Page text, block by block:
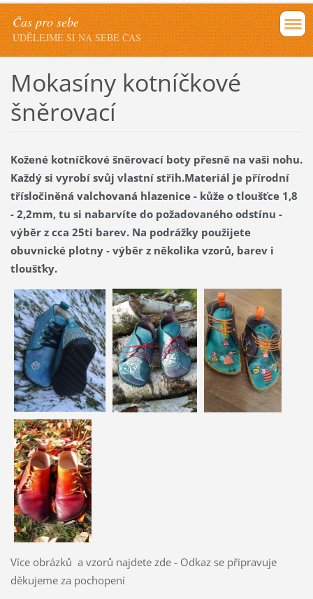
Čas pro sebe
UDĚLEJME SI NA SEBE ČAS
Mokasíny kotníčkové
šněrovací
Kožené kotníčkové šněrovací boty přesně na vaši nohu.
Každý si vyrobí svůj vlastní střih.Materiál je přírodní
třísločiněná valchovaná hlazenice - kůže o tloušťce 1,8
- 2,2mm, tu si nabarvíte do požadovaného odstínu -
výběr z cca 25ti barev. Na podrážky použijete
obuvnické plotny - výběr z několika vzorů, barev i
tloušťky.
Více obrázků a vzorů najdete zde - Odkaz se připravuje
děkujeme za pochopení